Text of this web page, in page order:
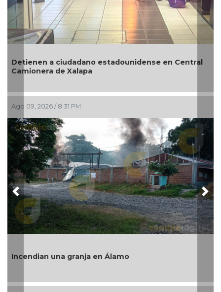
Detienen a ciudadano estadounidense en Central
Camionera de Xalapa
Ago 09, 2026 / 8:31 PM
Incendian una granja en Álamo
Previous